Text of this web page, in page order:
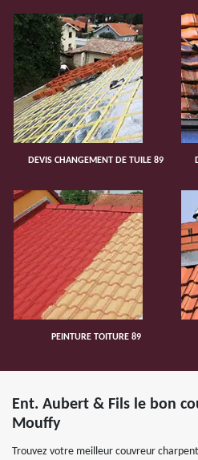
DEVIS CHANGEMENT DE TUILE 89
PEINTURE TOITURE 89
Ent. Aubert & Fils le bon
Mouffy
Trouvez votre meilleur couvreur